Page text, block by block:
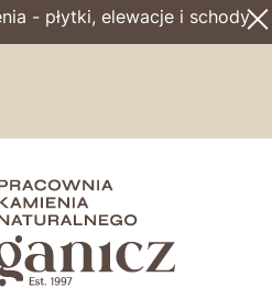
- płytki, elewacje i schody